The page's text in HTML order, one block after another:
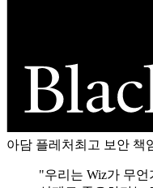
아담 플레처 최고 보안 책
"우리는 Wiz가 무